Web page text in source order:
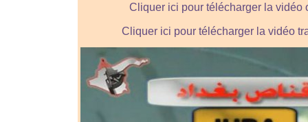
Cliquer ici pour télécharger la vidéo
Cliquer ici pour télécharger la vidéo